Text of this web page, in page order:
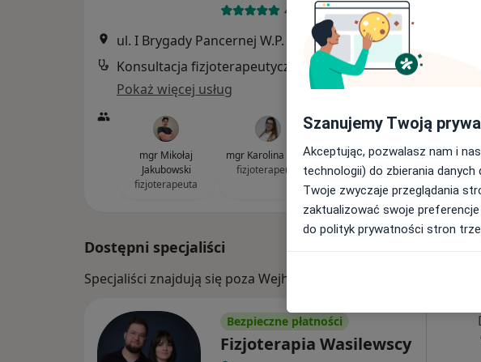
468 opinii
ul. I Brygady Pancernej W.P. 10, Wejherowo •Mapa
Konsultacja fizjoterapeutyczna (kolejna wizyta) 130 zł
Pokaż więcej usług
mgr Mikołaj
Jakubowski
fizjoterapeuta
mgr Karolina Okoń
fizjoterapeuta
Dostępni specjaliści
Specjaliści znajdują się poza Wejherowo, pomorskie, w
Bezpieczne płatności
Fizjoterapia Wasilewscy
Szanujemy Twoją
Akceptując, pozwalasz nam i
technologii) do zbierania
Twoje zwyczaje przeglądania
zaktualizować swoje
do polityk prywatności stron